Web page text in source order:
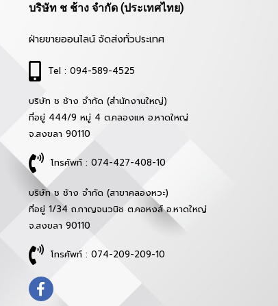
บริษัท ช ช้าง จำกัด (ประเทศไทย)
ฝ่ายขายออนไลน์ จัดส่งทั่วประเทศ
Tel : 094-589-4525
บริษัท ช ช้าง จำกัด (สำนักงานใหญ่)
ที่อยู่ 444/9 หมู่ 4 ต.คลองแห อ.หาดใหญ่
จ.สงขลา 90110
โทรศัพท์ : 074-427-408-10
บริษัท ช ช้าง จำกัด (สาขาคลองหวะ)
ที่อยู่ 1/34 ถ.กาญจนวนิช ต.คอหงส์ อ.หาดใหญ่
จ.สงขลา 90110
โทรศัพท์ : 074-209-209-10